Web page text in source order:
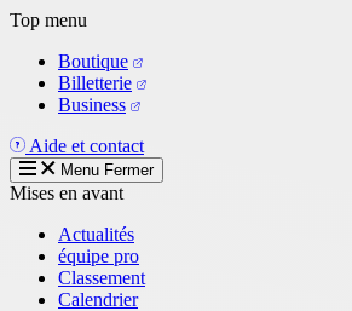
Aller
contenu
principal
Top menu
Boutique
Billetterie
Business
Aide et contact
Menu Fermer
Mises en avant
Actualités
équipe pro
Classement
Calendrier